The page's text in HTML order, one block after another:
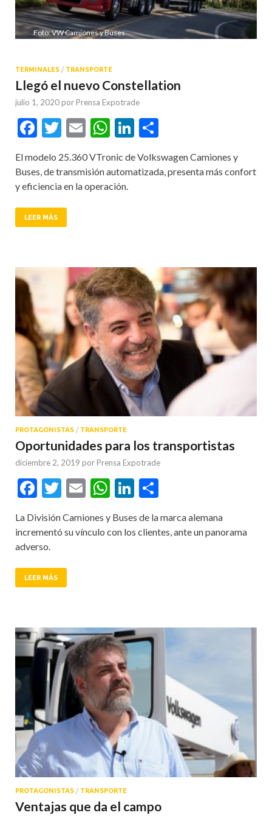
Foto: VW Camiones y Buses
TERMINALES / TRANSPORTE
Llegó el nuevo Constellation
julio 1, 2020 por Prensa Expotrade
Facebook
Twitter
EmailWhatsApp
LinkedIn
El modelo 25.360 VTronic de Volkswagen Camiones y
Buses, de transmisión automatizada, presenta más confort
y eficiencia en la operación.
LEER MÁS
PROTAGONISTAS / TRANSPORTE
Oportunidades para los transportistas
diciembre 2, 2019 por Prensa Expotrade
Facebook
Twitter
EmailWhatsApp
LinkedIn
La División Camiones y Buses de la marca alemana
incrementó su vínculo con los clientes, ante un panorama
adverso.
LEER MÁS
PROTAGONISTAS / TRANSPORTE
Ventajas que da el campo